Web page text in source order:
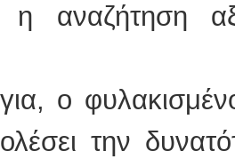
η αναζήτηση
ο
την